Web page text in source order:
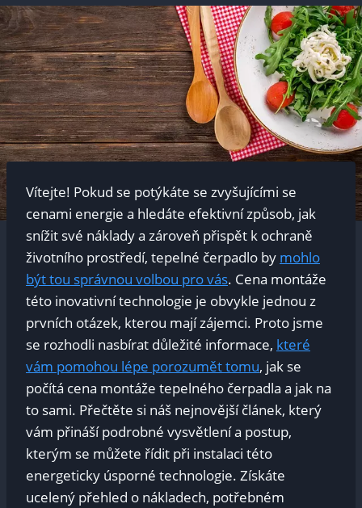
Vítejte! Pokud se potýkáte se zvyšujícími se
cenami energie a hledáte efektivní způsob, jak
snížit své náklady a zároveň přispět k ochraně
životního prostředí, tepelné čerpadlo by mohlo
být tou správnou volbou pro vás. Cena montáže
této inovativní technologie je obvykle jednou z
prvních otázek, kterou mají zájemci. Proto jsme
se rozhodli nasbírat důležité informace, které
vám pomohou lépe porozumět tomu, jak se
počítá cena montáže tepelného čerpadla a jak na
to sami. Přečtěte si náš nejnovější článek, který
vám přináší podrobné vysvětlení a postup,
kterým se můžete řídit při instalaci této
energeticky úsporné technologie. Získáte
ucelený přehled o nákladech, potřebném